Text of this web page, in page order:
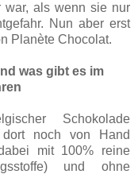
war, als wenn sie nur
Nun aber erst
Planète Chocolat.
was gibt es im
Schokolade
noch von Hand
mit 100% reine
und ohne